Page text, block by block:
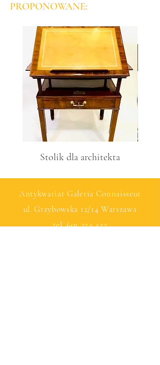
PROPONOWANE:
Stolik dla architekta
Antykwariat Galeria Connaisseur
ul. Grzybowska 12/14 Warszawa
tel.601 224 422